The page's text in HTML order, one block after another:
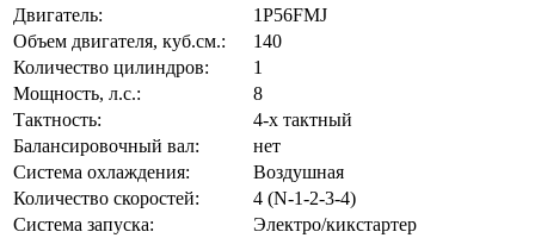
Двигатель:
1P56FMJ
Объем двигателя, куб.см.:
140
Количество цилиндров:
1
Мощность, л.с.:
8
Тактность:
4-x тактный
Балансировочный вал:
нет
Система охлаждения:
Воздушная
Количество скоростей:
4 (N-1-2-3-4)
Система запуска:
Электро/кикстартер